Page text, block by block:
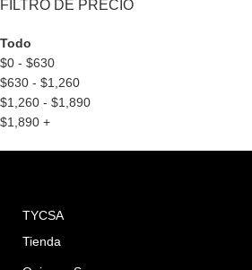
FILTRO DE PRECIO
Todo
$0 - $630
$630 - $1,260
$1,260 - $1,890
$1,890 +
TYCSA
Tienda